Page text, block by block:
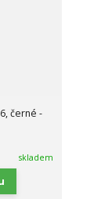
černé -
skladem